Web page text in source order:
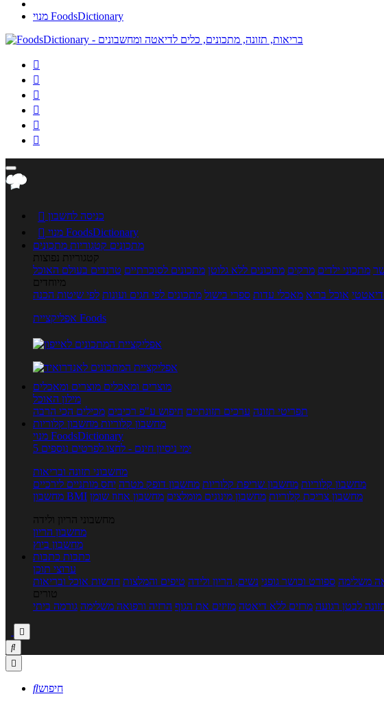
מנוי FoodsDictionary






 כניסה לחשבון

מנוי FoodsDictionary
מתכונים קטגוריות מתכונים
קטגוריות נפוצות
מתכוני ילדים מרקים מתכונים ללא גלוטן מתכונים לסוכרתיים טרנדים בעולם האוכל
מיוחדים
אוכל בריא מאכלי עדות ספרי בישול מתכונים לפי חגים ועונות לפי שיטות הכנה
אפליקציית Foods
מוצרים ומאכלים מוצרים ומאכלים
מילון האוכל
תפריטי תזונה ערכים תזונתיים חיפוש ע"פ רכיבים מכילים הכי הרבה
מחשבון קלוריות מחשבון קלוריות
מנוי FoodsDictionary
5 ימי ניסיון חינם - לחצו לפרטים נוספים
מחשבוני תזונה ובריאות
מחשבון קלוריות מחשבון שריפת קלוריות מחשבון דופק מטרה יחס מותניים לירכיים
מחשבון BMI
מחשבון צריכת קלוריות מחשבון מינונים מומלצים מחשבון אחוז שומן
מחשבוני הריון ולידה
מחשבון הריון
מחשבון ביוץ
כתבות כתבות
ערוצי תוכן
משלימה ספורט וכושר גופני נשים, הריון ולידה טיפים והמלצות חדשות אוכל ובריאות
טורים
לבטן רגועה מרזים ללא דיאטה מזיזים את הגוף הרזיה ורפואה משלימה גורמה ביתי



חיפוש